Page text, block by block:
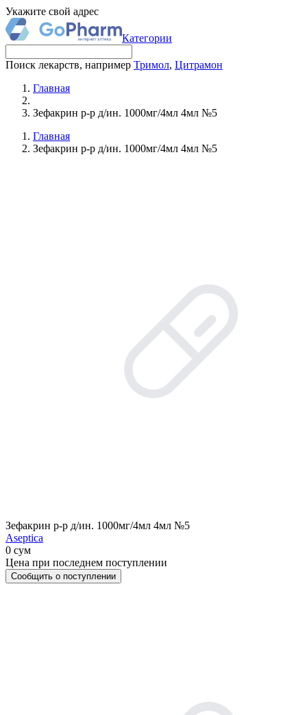
Укажите свой адрес
Категории
Поиск лекарств, например Тримол, Цитрамон
Главная
Зефакрин р-р д/ин. 1000мг/4мл 4мл №5
Главная
Зефакрин р-р д/ин. 1000мг/4мл 4мл №5
Зефакрин р-р д/ин. 1000мг/4мл 4мл №5
Aseptica
0 сум
Цена при последнем поступлении
Сообщить о поступлении